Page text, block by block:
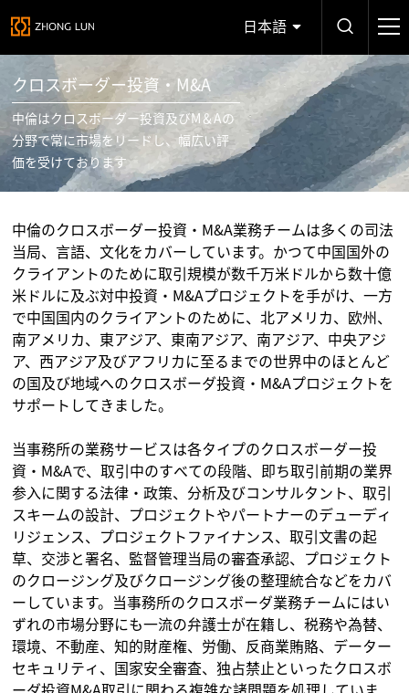
日本語
クロスボーダー投資・M&A
中倫はクロスボーダー投資及びM＆Aの
分野で常に市場をリードし、幅広い評
価を受けております
中倫のクロスボーダー投資・M&A業務チームは多くの司法
当局、言語、文化をカバーしています。かつて中国国外の
クライアントのために取引規模が数千万米ドルから数十億
米ドルに及ぶ対中投資・M&Aプロジェクトを手がけ、一方
で中国国内のクライアントのために、北アメリカ、欧州、
南アメリカ、東アジア、東南アジア、南アジア、中央アジ
ア、西アジア及びアフリカに至るまでの世界中のほとんど
の国及び地域へのクロスボーダ投資・M&Aプロジェクトを
サポートしてきました。
当事務所の業務サービスは各タイプのクロスボーダー投
資・M&Aで、取引中のすべての段階、即ち取引前期の業界
参入に関する法律・政策、分析及びコンサルタント、取引
スキームの設計、プロジェクトやパートナーのデューディ
リジェンス、プロジェクトファイナンス、取引文書の起
草、交渉と署名、監督管理当局の審査承認、プロジェクト
のクロージング及びクロージング後の整理統合などをカバ
ーしています。当事務所のクロスボーダ業務チームにはい
ずれの市場分野にも一流の弁護士が在籍し、税務や為替、
環境、不動産、知的財産権、労働、反商業賄賂、データー
セキュリティ、国家安全審査、独占禁止といったクロスボ